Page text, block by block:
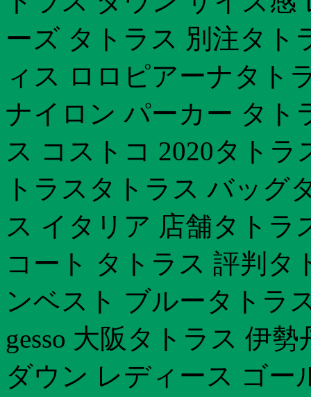
ーズ タトラス 別注タト
ィス ロロピアーナタト
ナイロン パーカー タト
ス コストコ 2020タト
トラスタトラス バッグ
ス イタリア 店舗タトラ
コート タトラス 評判タ
ンベスト ブルータトラ
gesso 大阪タトラス 伊
ダウン レディース ゴー